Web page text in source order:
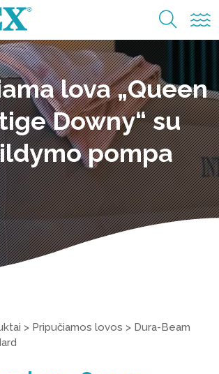
lova „Queen
Downy“ su
pompa
> Pripučiamos lovos > Dura-Beam